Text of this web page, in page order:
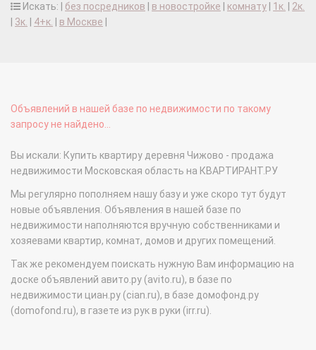
Искать: | без посредников в новостройке комнату 1к.
2к.
3к. 4+к. в Москве
Объявлений в нашей базе по недвижимости по такому
запросу не найдено...
Вы искали: Купить квартиру деревня Чижово - продажа
недвижимости Московская область на КВАРТИРАНТ.РУ
Мы регулярно пополняем нашу базу и уже скоро тут будут
новые объявления. Объявления в нашей базе по
недвижимости наполняются вручную собственниками и
хозяевами квартир, комнат, домов и других помещений.
Так же рекомендуем поискать нужную Вам информацию на
доске объявлений авито.ру (avito.ru), в базе по
недвижимости циан.ру (cian.ru), в базе домофонд.ру
(domofond.ru), в газете из рук в руки (irr.ru).